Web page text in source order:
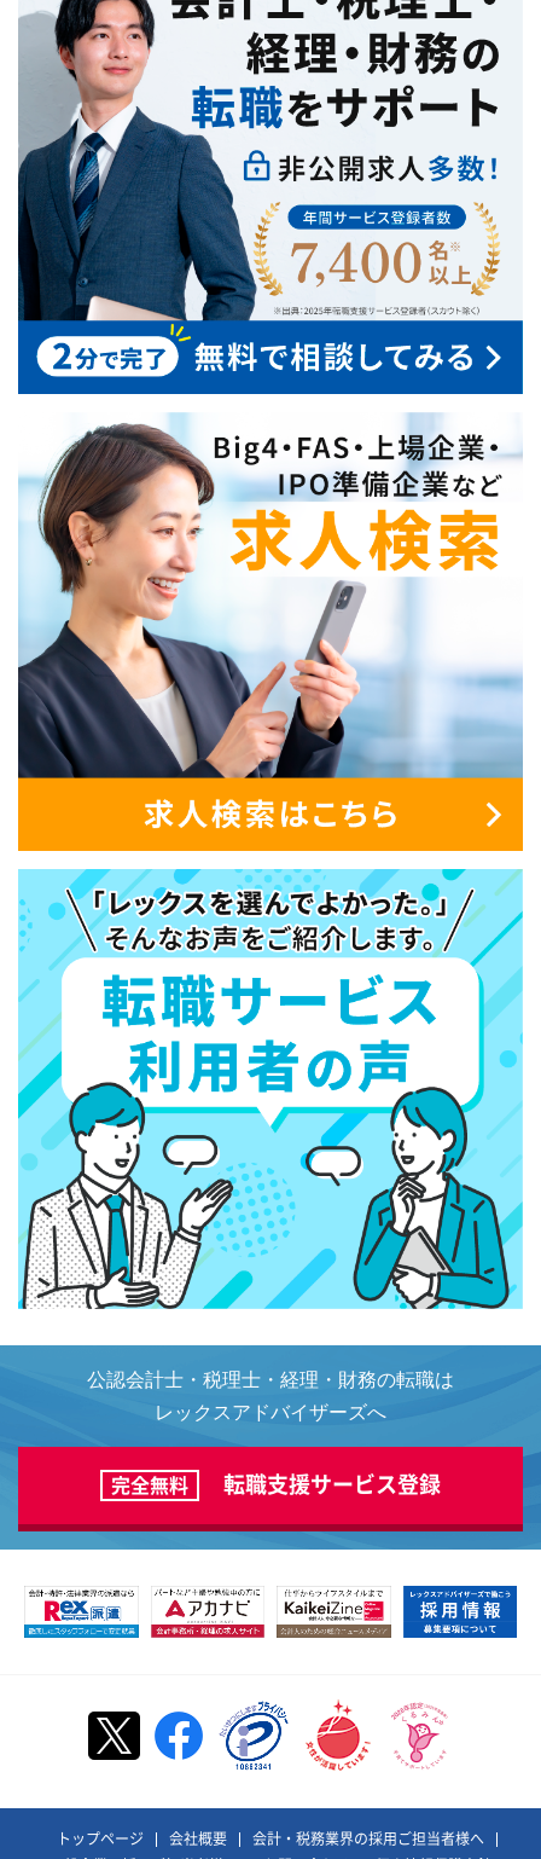
公認会計士・税理士・経理・財務の転職は
レックスアドバイザーズへ
完全無料 転職支援サービス登録
トップページ 会社概要
会計・税務業界の採用ご担当者様へ